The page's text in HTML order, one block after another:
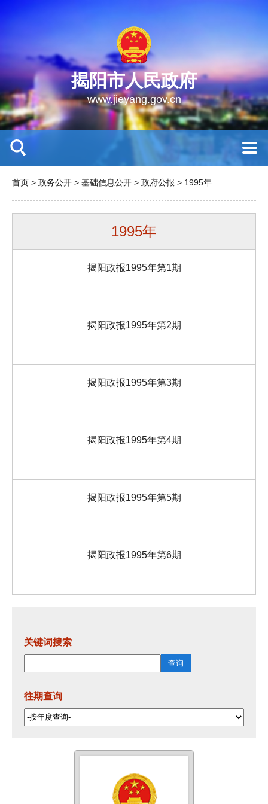
揭阳市人民政府
www.jieyang.gov.cn
首页 > 政务公开 > 基础信息公开 > 政府公报 > 1995年
1995年
揭阳政报1995年第1期
揭阳政报1995年第2期
揭阳政报1995年第3期
揭阳政报1995年第4期
揭阳政报1995年第5期
揭阳政报1995年第6期
关键词搜索
往期查询